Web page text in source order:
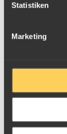
Statistiken
Marketing